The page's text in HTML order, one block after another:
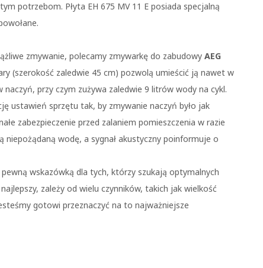
potrzebom. Płyta EH 675 MV 11 E posiada specjalną
zmywanie, polecamy zmywarkę do zabudowy AEG
(szerokość zaledwie 45 cm) pozwolą umieścić ją nawet w
przy czym zużywa zaledwie 9 litrów wody na cykl.
ustawień sprzętu tak, by zmywanie naczyń było jak
zabezpieczenie przed zalaniem pomieszczenia w razie
niepożądaną wodę, a sygnał akustyczny poinformuje o
wskazówką dla tych, którzy szukają optymalnych
zależy od wielu czynników, takich jak wielkość
gotowi przeznaczyć na to najważniejsze